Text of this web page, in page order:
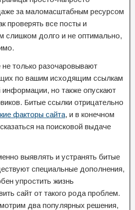
за маломасштабным ресурсом
проверять все посты и
слишком долго и не оптимально,
только разочаровывают
по вашим исходящим ссылкам
но также опускают
Битые ссылки отрицательно
факторы сайта, и в конечном
на поисковой выдаче
выявлять и устранять битые
специальные дополнения,
упростить жизнь
сайт от такого рода проблем.
два популярных решения,